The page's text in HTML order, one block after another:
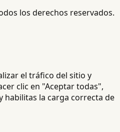
los derechos reservados.
el tráfico del sitio y
clic en "Aceptar todas",
habilitas la carga correcta de